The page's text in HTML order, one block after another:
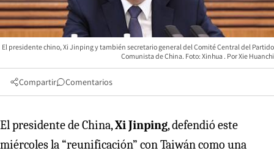
El presidente chino, Xi Jinping y también secretario general del Comité Central del Partido
Comunista de China. Foto: Xinhua
Xie Huanchi
Compartir Comentarios
El presidente de China,Xi Jinping, defendió este
miércoles la “reunificación” con Taiwán como una